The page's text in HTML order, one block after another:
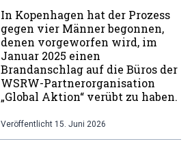
In Kopenhagen hat der Prozess
gegen vier Männer begonnen,
denen vorgeworfen wird, im
Januar 2025 einen
Brandanschlag auf die Büros der
WSRW-Partnerorganisation
„Global Aktion“ verübt zu haben.
Veröffentlicht 15. Juni 2026